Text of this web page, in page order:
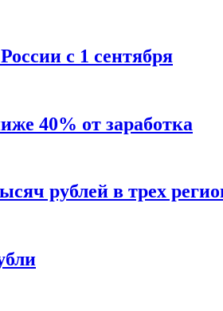
с 1 сентября
40% от заработка
рублей в трех